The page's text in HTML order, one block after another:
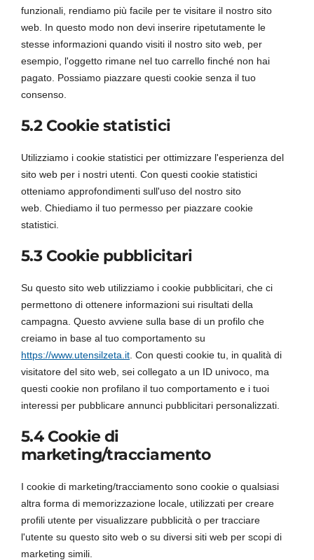
funzionali, rendiamo più facile per te visitare il nostro sito
web. In questo modo non devi inserire ripetutamente le
stesse informazioni quando visiti il nostro sito web, per
esempio, l'oggetto rimane nel tuo carrello finché non hai
pagato. Possiamo piazzare questi cookie senza il tuo
consenso.
5.2 Cookie statistici
Utilizziamo i cookie statistici per ottimizzare l'esperienza del
sito web per i nostri utenti. Con questi cookie statistici
otteniamo approfondimenti sull'uso del nostro sito
web. Chiediamo il tuo permesso per piazzare cookie
statistici.
5.3 Cookie pubblicitari
Su questo sito web utilizziamo i cookie pubblicitari, che ci
permettono di ottenere informazioni sui risultati della
campagna. Questo avviene sulla base di un profilo che
creiamo in base al tuo comportamento su
https://www.utensilzeta.it . Con questi cookie tu, in qualità di
visitatore del sito web, sei collegato a un ID univoco, ma
questi cookie non profilano il tuo comportamento e i tuoi
interessi per pubblicare annunci pubblicitari personalizzati.
5.4 Cookie di
marketing/tracciamento
I cookie di marketing/tracciamento sono cookie o qualsiasi
altra forma di memorizzazione locale, utilizzati per creare
profili utente per visualizzare pubblicità o per tracciare
l'utente su questo sito web o su diversi siti web per scopi di
marketing simili.